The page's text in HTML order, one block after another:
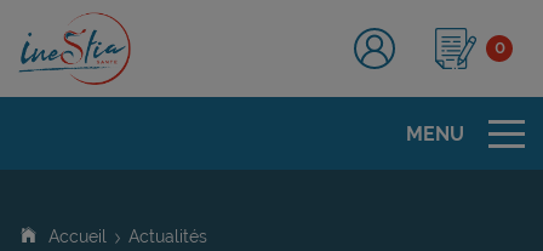
0
MENU
Accueil
Actualités